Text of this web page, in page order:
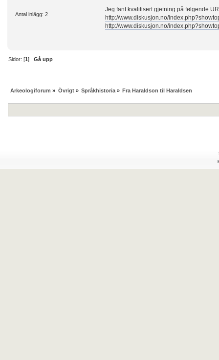
Antal inlägg: 2
Jeg fant kvalifisert gjetning på følgende
http://www.diskusjon.no/
http://www.diskusjon.no/
Sidor: [1]Gå upp
Arkeologiforum » Övrigt» Språkhistoria» Fra Haraldson til Haraldsen